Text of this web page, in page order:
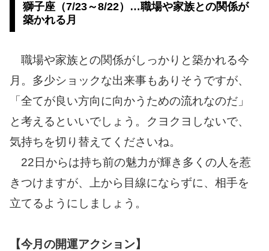
獅子座（7/23～8/22）…職場や家族との関係が
築かれる月
職場や家族との関係がしっかりと築かれる今
月。多少ショックな出来事もありそうですが、
「全てが良い方向に向かうための流れなのだ」
と考えるといいでしょう。クヨクヨしないで、
気持ちを切り替えてくださいね。
22日からは持ち前の魅力が輝き多くの人を惹
きつけますが、上から目線にならずに、相手を
立てるようにしましょう。
【今月の開運アクション】